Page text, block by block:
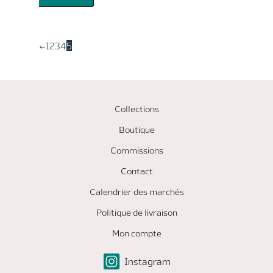
produit
choisies
←12345
Collections
Boutique
Commissions
Contact
Calendrier des marchés
Politique de livraison
Mon compte
Instagram